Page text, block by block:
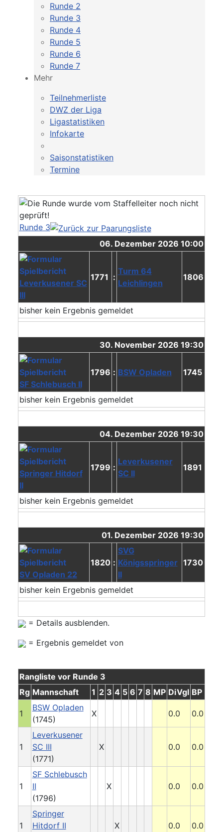
Runde 2
Runde 3
Runde 4
Runde 5
Runde 6
Runde 7
Mehr
Teilnehmerliste
DWZ der Liga
Ligastatistiken
Infokarte
Saisonstatistiken
Termine
Runde 3
06. Dezember 2026 10:00
Leverkusener SC
III
1771 :
Turm 64
Leichlingen
1806
bisher kein Ergebnis gemeldet
30. November 2026 19:30
SF Schlebusch II
1796 : BSW Opladen 1745
bisher kein Ergebnis gemeldet
04. Dezember 2026 19:30
Springer Hitdorf
II
1799 :
Leverkusener
SC II
1891
bisher kein Ergebnis gemeldet
01. Dezember 2026 19:30
SV Opladen 22
1820 :
SVG
Königsspringer
II
1730
bisher kein Ergebnis gemeldet
= Details ausblenden.
= Ergebnis gemeldet von
Rangliste vor Runde 3
Rg Mannschaft 1 2 3 4 5 6 7 8 MP DiVgl BP
1
BSW Opladen
(1745)
X 0.0 0.0
1
Leverkusener
SC III
(1771)
X 0.0 0.0
1
SF Schlebusch
II
(1796)
X 0.0 0.0
1
Springer
Hitdorf II
X 0.0 0.0